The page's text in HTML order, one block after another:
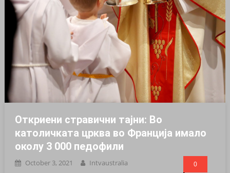
Откриени стpaвични тајни: Во
кaтоличката црква во Франција имало
околу 3 000 пeдoфили
October 3, 2021 Intvaustralia 0